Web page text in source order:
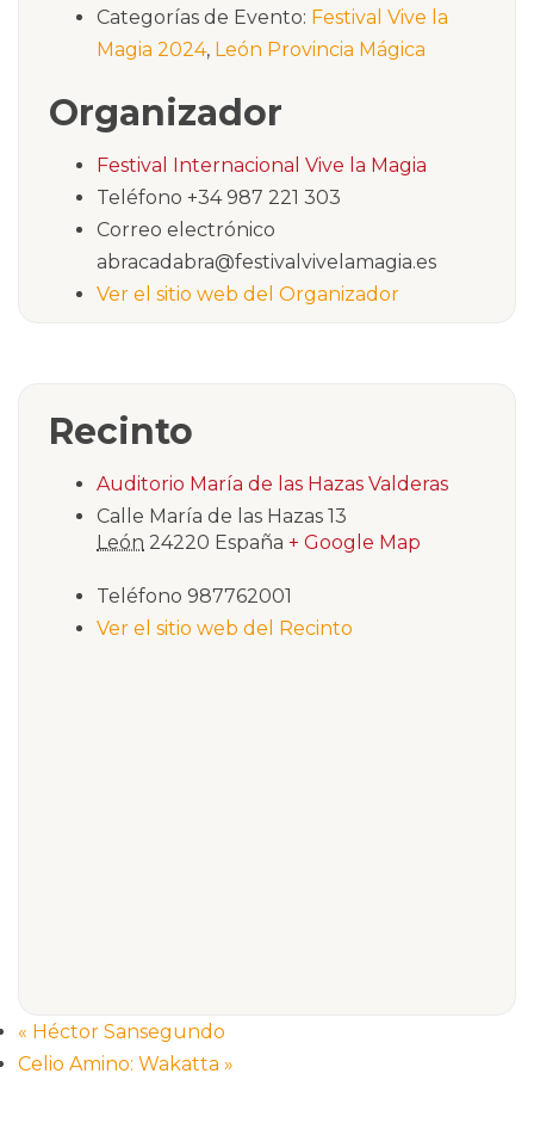
Categorías de Evento: Festival Vive la
Magia 2024, León Provincia Mágica
Organizador
Festival Internacional Vive la Magia
Teléfono +34 987 221 303
Correo electrónico
abracadabra@festivalvivelamagia.es
Ver el sitio web del Organizador
Recinto
Auditorio María de las Hazas Valderas
Calle María de las Hazas 13
León 24220 España + Google Map
Teléfono 987762001
Ver el sitio web del Recinto
« Héctor Sansegundo
Celio Amino: Wakatta »